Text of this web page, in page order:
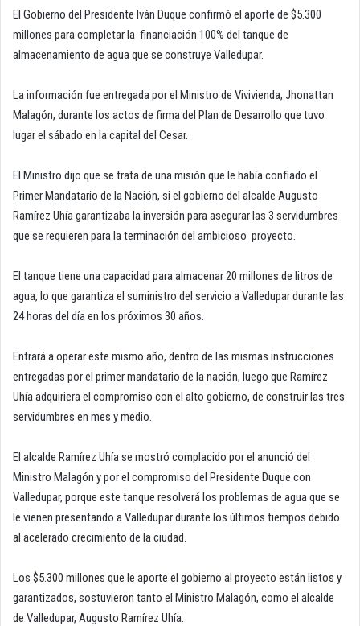
El Gobierno del Presidente Iván Duque confirmó el aporte de $5.300
millones para completar la financiación 100% del tanque de
almacenamiento de agua que se construye Valledupar.
La información fue entregada por el Ministro de Vivivienda, Jhonattan
Malagón, durante los actos de firma del Plan de Desarrollo que tuvo
lugar el sábado en la capital del Cesar.
El Ministro dijo que se trata de una misión que le había confiado el
Primer Mandatario de la Nación, si el gobierno del alcalde Augusto
Ramírez Uhía garantizaba la inversión para asegurar las 3 servidumbres
que se requieren para la terminación del ambicioso proyecto.
El tanque tiene una capacidad para almacenar 20 millones de litros de
agua, lo que garantiza el suministro del servicio a Valledupar durante las
24 horas del día en los próximos 30 años.
Entrará a operar este mismo año, dentro de las mismas instrucciones
entregadas por el primer mandatario de la nación, luego que Ramírez
Uhía adquiriera el compromiso con el alto gobierno, de construir las tres
servidumbres en mes y medio.
El alcalde Ramírez Uhía se mostró complacido por el anunció del
Ministro Malagón y por el compromiso del Presidente Duque con
Valledupar, porque este tanque resolverá los problemas de agua que se
le vienen presentando a Valledupar durante los últimos tiempos debido
al acelerado crecimiento de la ciudad.
Los $5.300 millones que le aporte el gobierno al proyecto están listos y
garantizados, sostuvieron tanto el Ministro Malagón, como el alcalde
de Valledupar, Augusto Ramírez Uhía.